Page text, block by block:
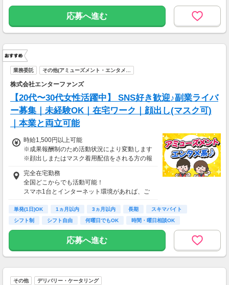
応募へ進む
業務委託 その他(アミューズメント・エンタメ…
株式会社エンターファンズ
【20代〜30代女性活躍中】 SNS好き歓迎♪副業ライバ
ー募集｜未経験OK｜在宅ワーク｜顔出し(マスク可)
｜本業と両立可能
時給1,500円以上可能
※成果報酬制のため活動状況により変動します
※顔出しまたはマスク着用配信をされる方の報
酬基準となります
【収入例】
■事務職Aさん（週3日・月50時間程度）
月収8万円～15万円
月収15万円～25万円
■主婦Cさん（月100時間程度）
月収20万円以上
現在活躍中のライバーの多くは会社員や主婦の
方。
本業や家庭と両立しながら副業として活動され
ています。
完全在宅勤務
全国どこからでも活動可能！
スマホ1台とインターネット環境があれば、ご
自宅からスタートできます。
通勤時間ゼロだから、本業やプライベートとの
両立もラクラク♪
単発(1日)OK 1ヵ月以内 3ヵ月以内 長期
スキマバイト
シフト制
シフト自由 何曜日でもOK 時間・曜日相談OK
応募へ進む
その他 デリバリー・ケータリング